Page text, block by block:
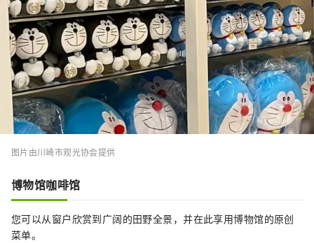
图片由川崎市观光协会提供
博物馆咖啡馆
您可以从窗户欣赏到广阔的田野全景，并在此享用博物馆的原创
菜单。